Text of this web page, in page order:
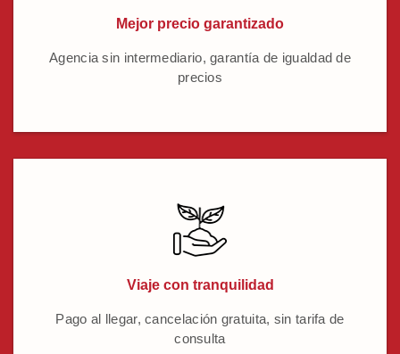
Mejor precio garantizado
Agencia sin intermediario, garantía de igualdad de
precios
Viaje con tranquilidad
Pago al llegar, cancelación gratuita, sin tarifa de
consulta